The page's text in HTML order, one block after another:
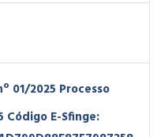
01/2025 Processo
Código E-Sfinge: